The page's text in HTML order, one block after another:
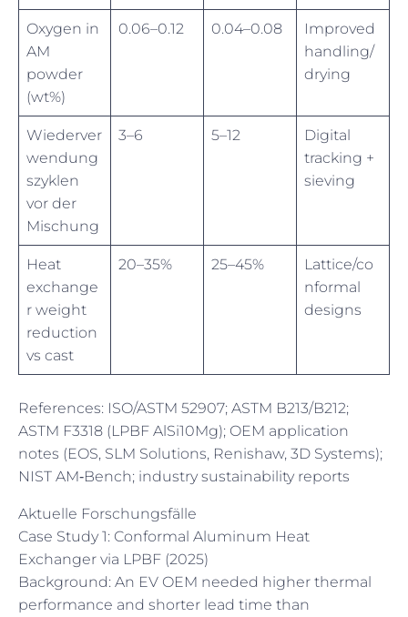
Oxygen in
AM
powder
(wt%)
0.06–0.12 0.04–0.08
Improved
handling/
drying
Wiederver
wendung
szyklen
vor der
Mischung
3–6 5–12
Digital
tracking +
sieving
Heat
exchange
r weight
reduction
vs cast
20–35% 25–45%
Lattice/co
nformal
designs
References: ISO/ASTM 52907; ASTM B213/B212;
ASTM F3318 (LPBF AlSi10Mg); OEM application
notes (EOS, SLM Solutions, Renishaw, 3D Systems);
NIST AM‑Bench; industry sustainability reports
Aktuelle Forschungsfälle
Case Study 1: Conformal Aluminum Heat
Exchanger via LPBF (2025)
Background: An EV OEM needed higher thermal
performance and shorter lead time than